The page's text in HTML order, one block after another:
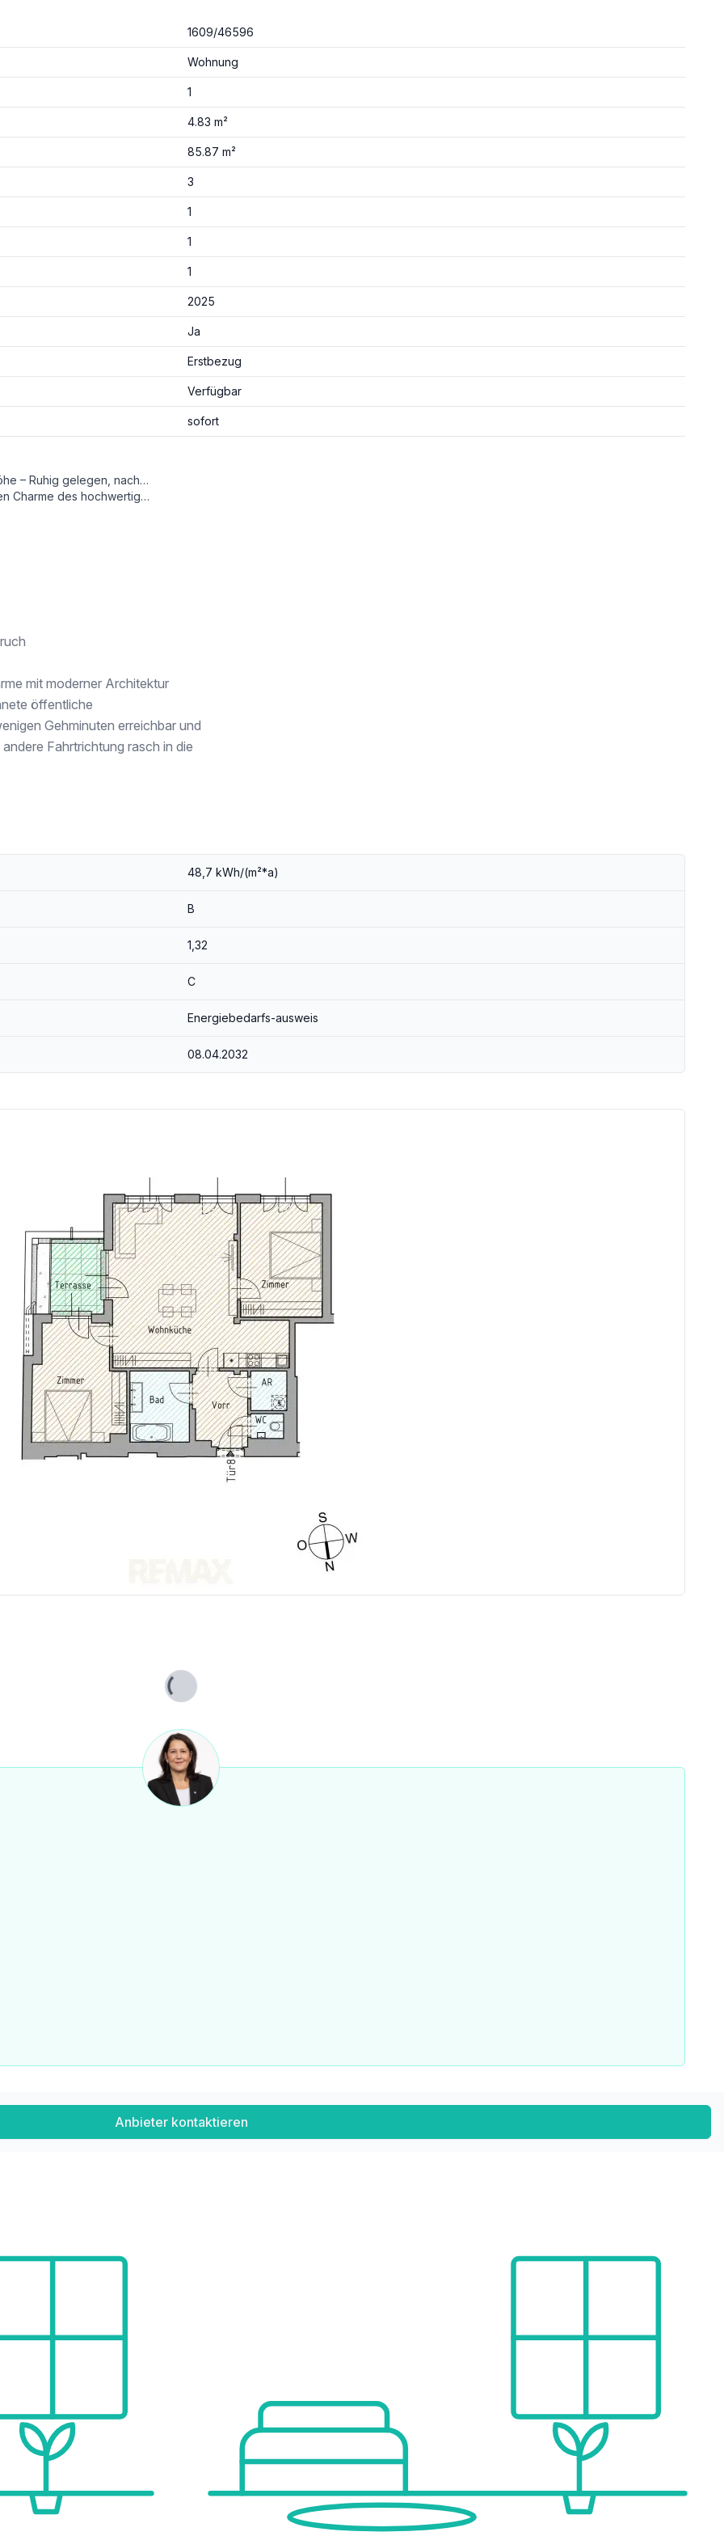
1609/46596
Wohnung
1
4.83 m²
85.87 m²
3
1
1
1
2025
Ja
Erstbezug
Verfügbar
sofort
Moderne Terrassenwohnung mit außergewöhnlicher Raumhöhe – Ruhig gelegen, nach hinten gartenseitig ausgerichtet, öffnet sie sich zu einem geschützten, grünen Rückzugsbereich.
zu 3,00 Metern, die der Wohnung eine großzügige und luftige Atmosphäre verleiht.
im Vorraum, Bad und WC
mit moderner Architektur
öffentliche
Gehminuten erreichbar und
Fahrtrichtung rasch in die
48,7 kWh/(m²*a)
B
1,32
C
Energiebedarfs-ausweis
08.04.2032
Lade...
Anbieter kontaktieren